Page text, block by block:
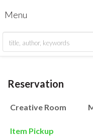
Menu
Reservation
Creative Room
Item Pickup